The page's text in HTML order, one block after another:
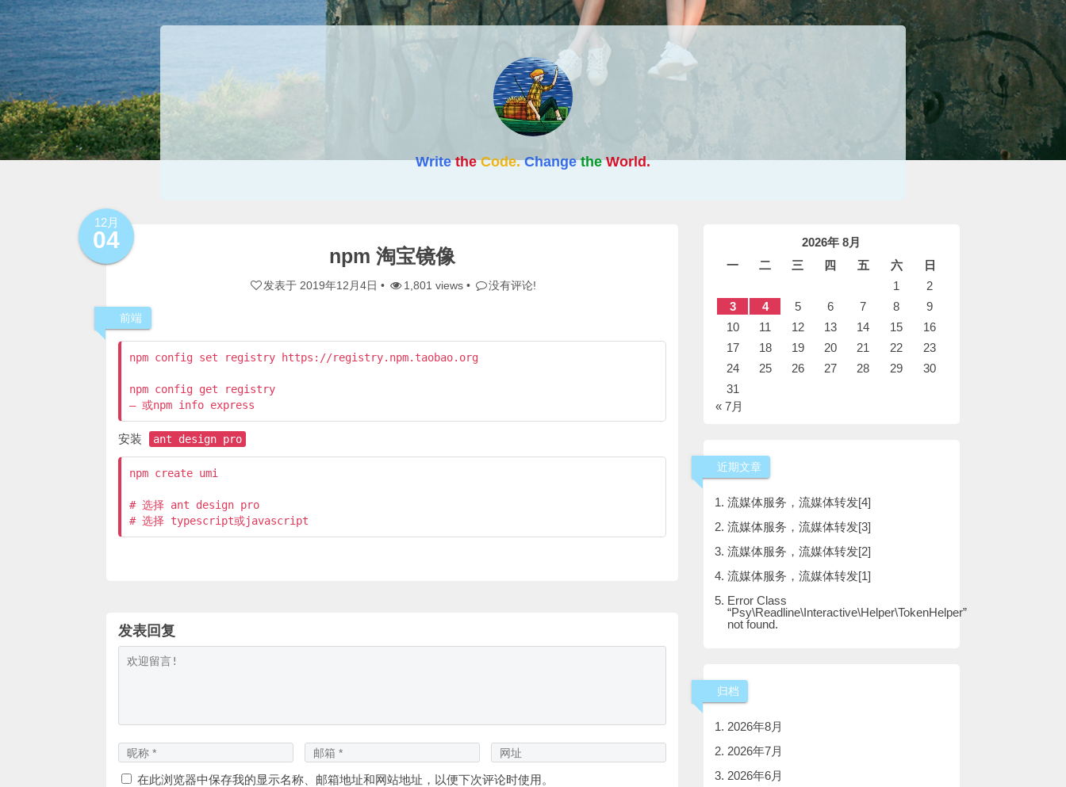
Write the Code. Change the World.
12月
04
npm 淘宝镜像
发表于 2019年12月4日 • 1,801 views • 没有评论!
前端
npm config set registry https://registry.npm.taobao.org
npm config get registry
安装 ant design pro
npm create umi
# 选择 ant design pro
发表回复
在此浏览器中保存我的显示名称、邮箱地址和网站地址，以便下次评论时使用。
2026年 8月
一
二 三 四 五 六
日
1
2
3
4 5 6 7 8
9
10
11 12 13 14 15
16
17
18 19 20 21 22
23
24
25 26 27 28 29
30
31
« 7月
近期文章
流媒体服务，流媒体转发[4]
流媒体服务，流媒体转发[3]
流媒体服务，流媒体转发[2]
流媒体服务，流媒体转发[1]
Error Class
“Psy\Readline\Interactive\Helper\TokenHelper”
not found.
归档
2026年8月
2026年7月
2026年6月